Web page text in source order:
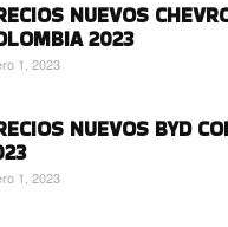
NUEVOS
2023
1, 2023
NUEVOS BYD
1, 2023